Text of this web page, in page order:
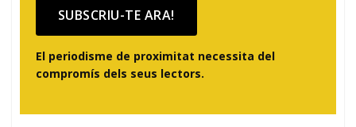
SUBSCRIU-TE ARA!
El periodisme de proximitat necessita del
compromís dels seus lectors.